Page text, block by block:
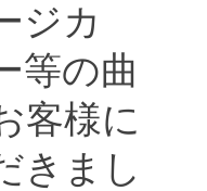
ジカ
等の曲
客様に
きまし